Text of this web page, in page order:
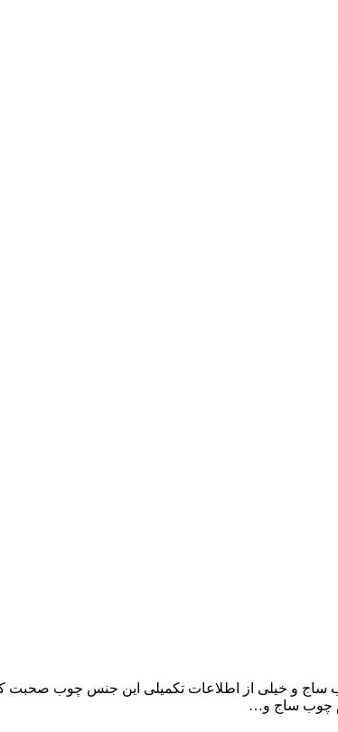
ساج و خیلی از اطلاعات تکمیلی این جنس چوب صحبت
چوب ساج و…